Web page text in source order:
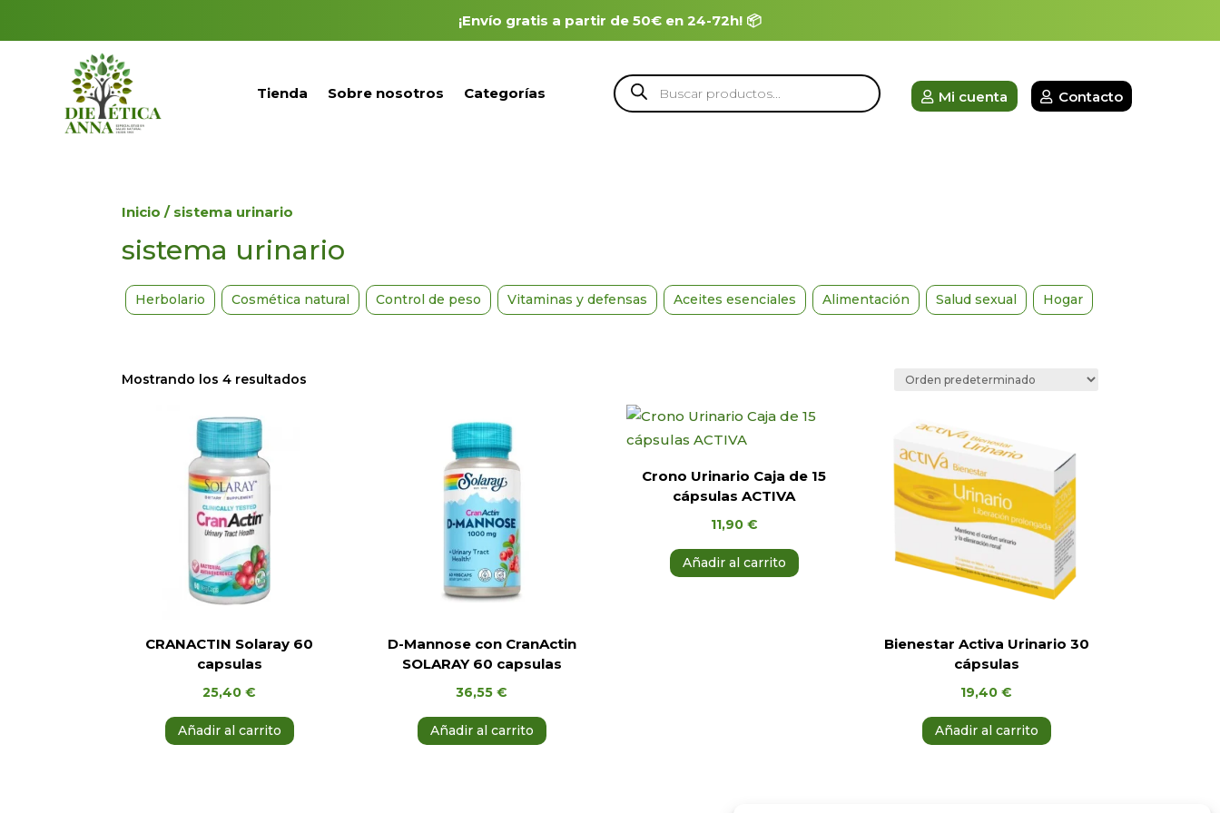
¡Envío gratis a partir de 50€ en 24-72h! 📦
Tienda Sobre nosotros Categorías
Búsqueda
de
productos
Mi cuenta Contacto
Inicio / sistema urinario
sistema urinario
Herbolario Cosmética natural Control de peso Vitaminas y defensas Aceites esenciales Alimentación Salud sexual Hogar
Mostrando los 4 resultados
CRANACTIN Solaray 60
capsulas
25,40€
Añadir al carrito
D-Mannose con CranActin
SOLARAY 60 capsulas
36,55€
Añadir al carrito
Crono Urinario Caja de 15
cápsulas ACTIVA
11,90 €
Añadir al carrito
Bienestar Activa Urinario 30
cápsulas
19,40€
Añadir al carrito